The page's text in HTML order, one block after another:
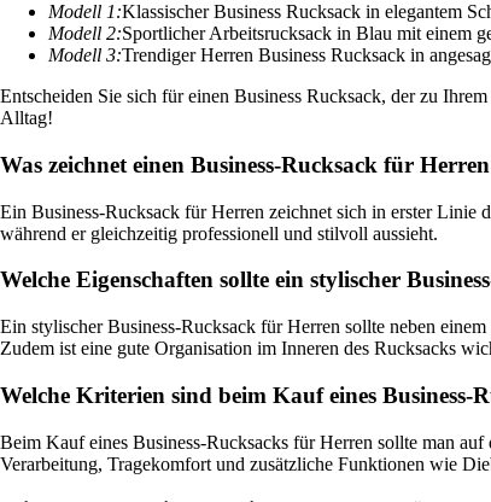
Modell 1:Klassischer Business Rucksack in elegantem
Modell 2:Sportlicher Arbeitsrucksack in Blau mit einem
Modell 3:Trendiger Herren Business Rucksack in
Entscheiden Sie sich für einen Business Rucksack, der zu
Alltag!
Was zeichnet einen Business-Rucksack für
Ein Business-Rucksack für Herren zeichnet sich in erster Linie
während er gleichzeitig professionell und stilvoll aussieht.
Welche Eigenschaften sollte ein stylischer
Ein stylischer Business-Rucksack für Herren sollte neben
Zudem ist eine gute Organisation im Inneren des Rucksacks
Welche Kriterien sind beim Kauf eines Business-
Beim Kauf eines Business-Rucksacks für Herren sollte man
Verarbeitung, Tragekomfort und zusätzliche Funktionen wie